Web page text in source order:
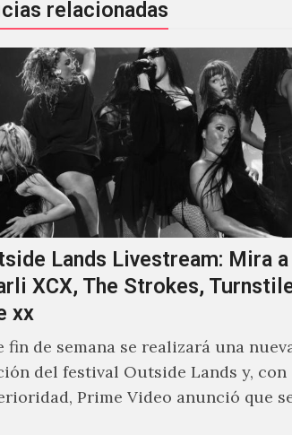
relacionadas
Lands Livestream: Mira a
XCX, The Strokes,
xx
fin de semana se realizará una
del festival Outside Lands y, con
Prime Video anunció que